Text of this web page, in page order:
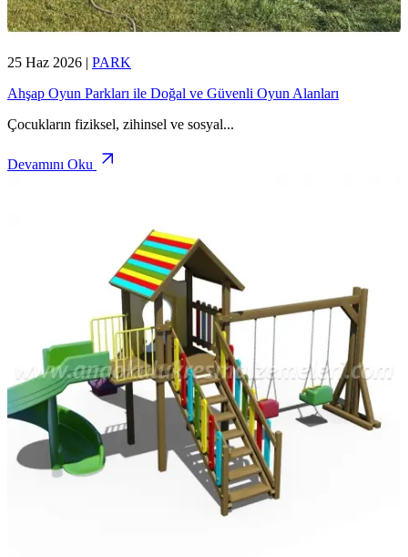
25 Haz 2026 | PARK
Ahşap Oyun Parkları ile Doğal ve Güvenli Oyun Alanları
Çocukların fiziksel, zihinsel ve sosyal...
Devamını Oku